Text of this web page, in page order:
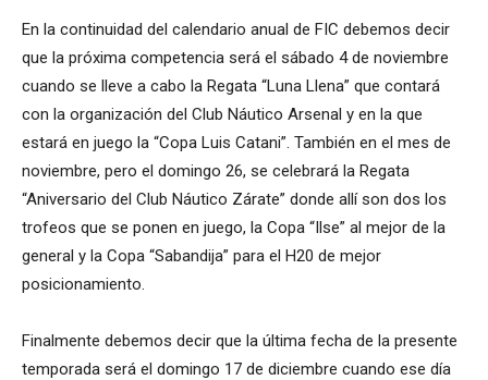
En la continuidad del calendario anual de FIC debemos decir
que la próxima competencia será el sábado 4 de noviembre
cuando se lleve a cabo la Regata “Luna Llena” que contará
con la organización del Club Náutico Arsenal y en la que
estará en juego la “Copa Luis Catani”. También en el mes de
noviembre, pero el domingo 26, se celebrará la Regata
“Aniversario del Club Náutico Zárate” donde allí son dos los
trofeos que se ponen en juego, la Copa “Ilse” al mejor de la
general y la Copa “Sabandija” para el H20 de mejor
posicionamiento.
Finalmente debemos decir que la última fecha de la presente
temporada será el domingo 17 de diciembre cuando ese día